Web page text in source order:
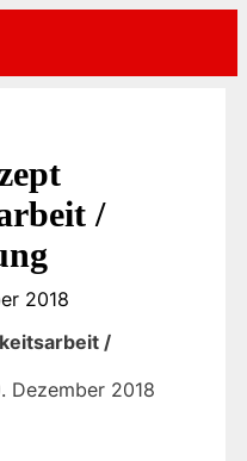
/
2018
/
Dezember 2018